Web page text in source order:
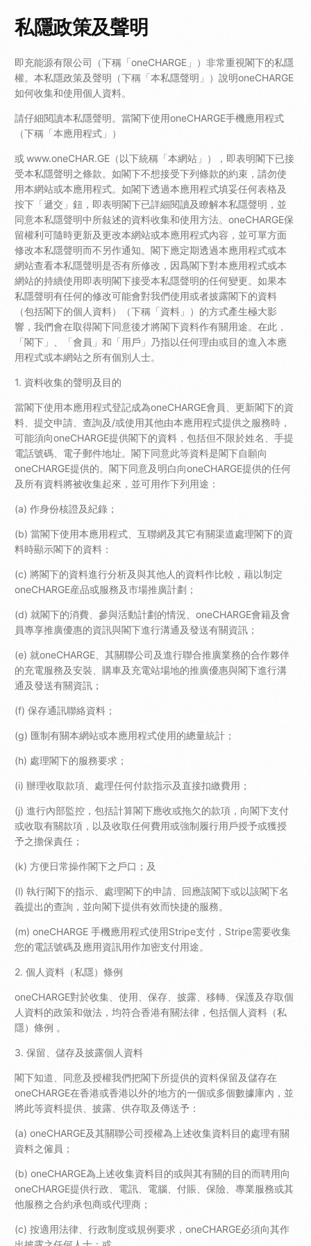
私隱政策及聲明
即充能源有限公司（下稱「oneCHARGE」）非常重視閣下的私隱
權。本私隱政策及聲明（下稱「本私隱聲明」）說明oneCHARGE
如何收集和使用個人資料。
請仔細閱讀本私隱聲明。當閣下使用oneCHARGE手機應用程式
（下稱「本應用程式」）
或 www.oneCHAR.GE（以下統稱「本網站」），即表明閣下已接
受本私隱聲明之條款。如閣下不想接受下列條款的約束，請勿使
用本網站或本應用程式。如閣下透過本應用程式填妥任何表格及
按下「遞交」鈕，即表明閣下已詳細閱讀及瞭解本私隱聲明，並
同意本私隱聲明中所敍述的資料收集和使用方法。oneCHARGE保
留權利可隨時更新及更改本網站或本應用程式內容，並可單方面
修改本私隱聲明而不另作通知。閣下應定期透過本應用程式或本
網站查看本私隱聲明是否有所修改，因爲閣下對本應用程式或本
網站的持續使用即表明閣下接受本私隱聲明的任何變更。如果本
私隱聲明有任何的修改可能會對我們使用或者披露閣下的資料
（包括閣下的個人資料）（下稱「資料」）的方式產生極大影
響，我們會在取得閣下同意後才將閣下資料作有關用途。在此，
「閣下」、「會員」和「用戶」乃指以任何理由或目的進入本應
用程式或本網站之所有個別人士。
1. 資料收集的聲明及目的
當閣下使用本應用程式登記成為oneCHARGE會員、更新閣下的資
料、提交申請、查詢及/或使用其他由本應用程式提供之服務時，
可能須向oneCHARGE提供閣下的資料，包括但不限於姓名、手提
電話號碼、電子郵件地址。閣下同意此等資料是閣下自願向
oneCHARGE提供的。閣下同意及明白向oneCHARGE提供的任何
及所有資料將被收集起來，並可用作下列用途：
(a) 作身份核證及紀錄；
(b) 當閣下使用本應用程式、互聯網及其它有關渠道處理閣下的資
料時顯示閣下的資料：
(c) 將閣下的資料進行分析及與其他人的資料作比較，藉以制定
oneCHARGE産品或服務及市場推廣計劃；
(d) 就閣下的消費、參與活動計劃的情況、oneCHARGE會籍及會
員專享推廣優惠的資訊與閣下進行溝通及發送有關資訊；
(e) 就oneCHARGE、其關聯公司及進行聯合推廣業務的合作夥伴
的充電服務及安裝、購車及充電站場地的推廣優惠與閣下進行溝
通及發送有關資訊；
(f) 保存通訊聯絡資料；
(g) 匯制有關本網站或本應用程式使用的總量統計；
(h) 處理閣下的服務要求；
(i) 辦理收取款項、處理任何付款指示及直接扣繳費用；
(j) 進行內部監控，包括計算閣下應收或拖欠的款項，向閣下支付
或收取有關款項，以及收取任何費用或強制履行用戶授予或獲授
予之擔保責任；
(k) 方便日常操作閣下之戶口；及
(l) 執行閣下的指示、處理閣下的申請、回應該閣下或以該閣下名
義提出的查詢，並向閣下提供有效而快捷的服務。
(m) oneCHARGE 手機應用程式使用Stripe支付，Stripe需要收集
您的電話號碼及應用資訊用作加密支付用途。
2. 個人資料（私隱）條例
oneCHARGE對於收集、使用、保存、披露、移轉、保護及存取個
人資料的政策和做法，均符合香港有關法律，包括個人資料（私
隱）條例 。
3. 保留、儲存及披露個人資料
閣下知道、同意及授權我們把閣下所提供的資料保留及儲存在
oneCHARGE在香港或香港以外的地方的一個或多個數據庫內，並
將此等資料提供、披露、供存取及傳送予：
(a) oneCHARGE及其關聯公司授權為上述收集資料目的處理有關
資料之僱員；
(b) oneCHARGE為上述收集資料目的或與其有關的目的而聘用向
oneCHARGE提供行政、電訊、電腦、付賬、保險、專業服務或其
他服務之合約承包商或代理商；
(c) 按適用法律、行政制度或規例要求，oneCHARGE必須向其作